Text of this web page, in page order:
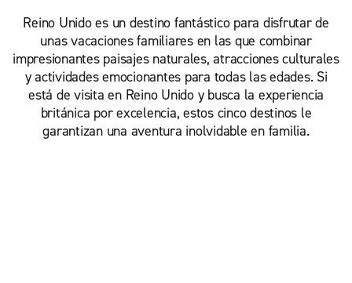
Reino Unido es un destino fantástico para disfrutar de
unas vacaciones familiares en las que combinar
impresionantes paisajes naturales, atracciones culturales
y actividades emocionantes para todas las edades. Si
está de visita en Reino Unido y busca la experiencia
británica por excelencia, estos cinco destinos le
garantizan una aventura inolvidable en familia.